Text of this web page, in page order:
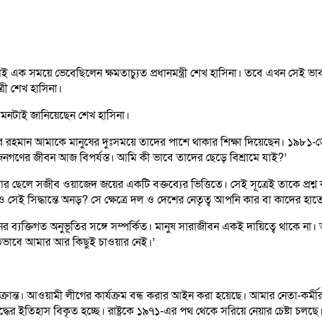
ভেবেছিলেন ক্ষমতাচ্যুত প্রধানমন্ত্রী শেখ হাসিনা। তবে এখন সেই
শেখ হাসিনা।
জানিয়েছেন শেখ হাসিনা।
রহমান আমাকে মানুষের দুঃসময়ে তাদের পাশে থাকার শিক্ষা দিয়েছেন।
জীবন আজ বিপর্যস্ত। আমি কী ভাবে তাদের ছেড়ে বিশ্রামে যাই?’
ছেলে সজীব ওয়াজেদ জয়ের একটি বক্তব্যের ভিত্তিতে। সেই সূত্রেই তাকে
সিদ্ধান্তে অনড়? সে ক্ষেত্রে দল ও দেশের নেতৃত্ব আপনি কার বা কাদের
ব্যক্তিগত অনুভূতির সঙ্গে সম্পর্কিত। মানুষ সারাজীবন একই দায়িত্বে
আমার আর কিছুই চাওয়ার নেই।’
আওয়ামী লীগের কার্যক্রম বন্ধ করার আইন করা হয়েছে। আমার নেতা-
ইতিহাস বিকৃত হচ্ছে। রাষ্ট্রকে ১৯৭১-এর পথ থেকে সরিয়ে নেয়ার চেষ্টা